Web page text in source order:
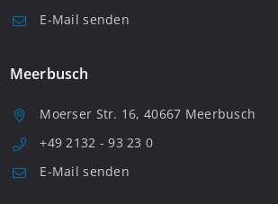
E-Mail senden
Meerbusch
Moerser Str. 16, 40667 Meerbusch
+49 2132 - 93 23 0
E-Mail senden